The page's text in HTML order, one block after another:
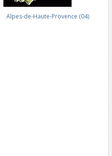
Alpes-de-Haute-Provence (04)